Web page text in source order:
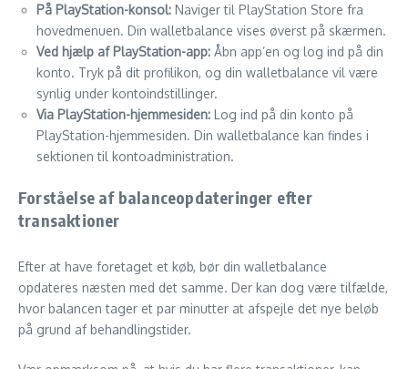
På PlayStation-konsol: Naviger til PlayStation Store fra
hovedmenuen. Din walletbalance vises øverst på skærmen.
Ved hjælp af PlayStation-app: Åbn app’en og log ind på din
konto. Tryk på dit profilikon, og din walletbalance vil være
synlig under kontoindstillinger.
Via PlayStation-hjemmesiden: Log ind på din konto på
PlayStation-hjemmesiden. Din walletbalance kan findes i
sektionen til kontoadministration.
Forståelse af balanceopdateringer efter
transaktioner
Efter at have foretaget et køb, bør din walletbalance
opdateres næsten med det samme. Der kan dog være tilfælde,
hvor balancen tager et par minutter at afspejle det nye beløb
på grund af behandlingstider.